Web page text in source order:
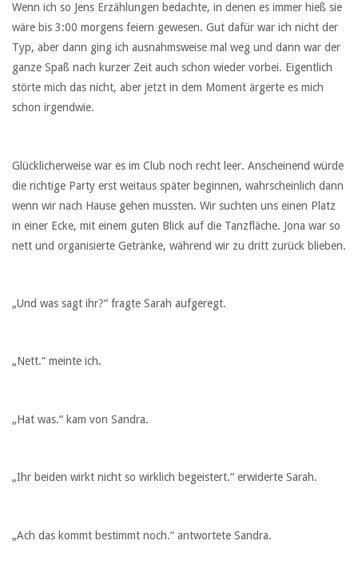
Wenn ich so Jens Erzählungen bedachte, in denen es immer hieß sie
wäre bis 3:00 morgens feiern gewesen. Gut dafür war ich nicht der
Typ, aber dann ging ich ausnahmsweise mal weg und dann war der
ganze Spaß nach kurzer Zeit auch schon wieder vorbei. Eigentlich
störte mich das nicht, aber jetzt in dem Moment ärgerte es mich
schon irgendwie.
Glücklicherweise war es im Club noch recht leer. Anscheinend würde
die richtige Party erst weitaus später beginnen, wahrscheinlich dann
wenn wir nach Hause gehen mussten. Wir suchten uns einen Platz
in einer Ecke, mit einem guten Blick auf die Tanzfläche. Jona war so
nett und organisierte Getränke, während wir zu dritt zurück blieben.
„Und was sagt ihr?“ fragte Sarah aufgeregt.
„Nett.“ meinte ich.
„Hat was.“ kam von Sandra.
„Ihr beiden wirkt nicht so wirklich begeistert.“ erwiderte Sarah.
„Ach das kommt bestimmt noch.“ antwortete Sandra.